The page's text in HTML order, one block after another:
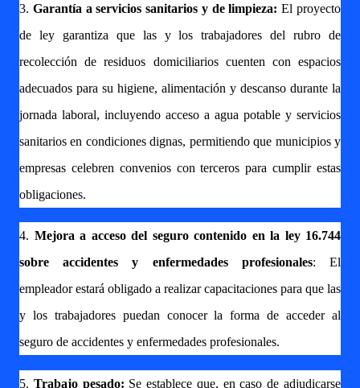
3. Garantía a servicios sanitarios y de limpieza: El proyecto
de ley garantiza que las y los trabajadores del rubro de
recolección de residuos domiciliarios cuenten con espacios
adecuados para su higiene, alimentación y descanso durante la
jornada laboral, incluyendo acceso a agua potable y servicios
sanitarios en condiciones dignas, permitiendo que municipios y
empresas celebren convenios con terceros para cumplir estas
obligaciones.
4. Mejora a acceso del seguro contenido en la ley 16.744
sobre accidentes y enfermedades profesionales: El
empleador estará obligado a realizar capacitaciones para que las
y los trabajadores puedan conocer la forma de acceder al
seguro de accidentes y enfermedades profesionales.
5. Trabajo pesado: Se establece que, en caso de adjudicarse